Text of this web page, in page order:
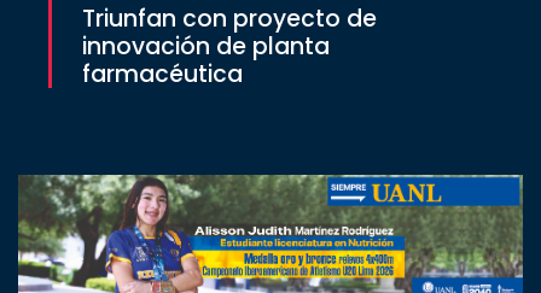
Triunfan con proyecto de
innovación de planta
farmacéutica